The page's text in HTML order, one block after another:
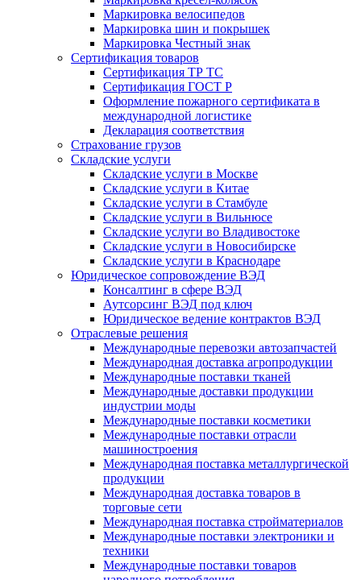
Маркировка велосипедов
Маркировка шин и покрышек
Маркировка Честный знак
Сертификация товаров
Сертификация ТР ТС
Сертификация ГОСТ Р
Оформление пожарного сертификата в
международной логистике
Декларация соответствия
Страхование грузов
Складские услуги
Складские услуги в Москве
Складские услуги в Китае
Складские услуги в Стамбуле
Складские услуги в Вильнюсе
Складские услуги во Владивостоке
Складские услуги в Новосибирске
Складские услуги в Краснодаре
Юридическое сопровождение ВЭД
Консалтинг в сфере ВЭД
Аутсорсинг ВЭД под ключ
Юридическое ведение контрактов ВЭД
Отраслевые решения
Международные перевозки автозапчастей
Международная доставка агропродукции
Международные поставки тканей
Международные доставки продукции
индустрии моды
Международные поставки косметики
Международные поставки отрасли
машиностроения
Международная поставка металлургической
продукции
Международная доставка товаров в
торговые сети
Международная поставка стройматериалов
Международные поставки электроники и
техники
Международные поставки товаров